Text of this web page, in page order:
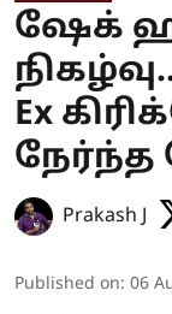
ஷேக்
Ex
Prakash J
Published on: 06